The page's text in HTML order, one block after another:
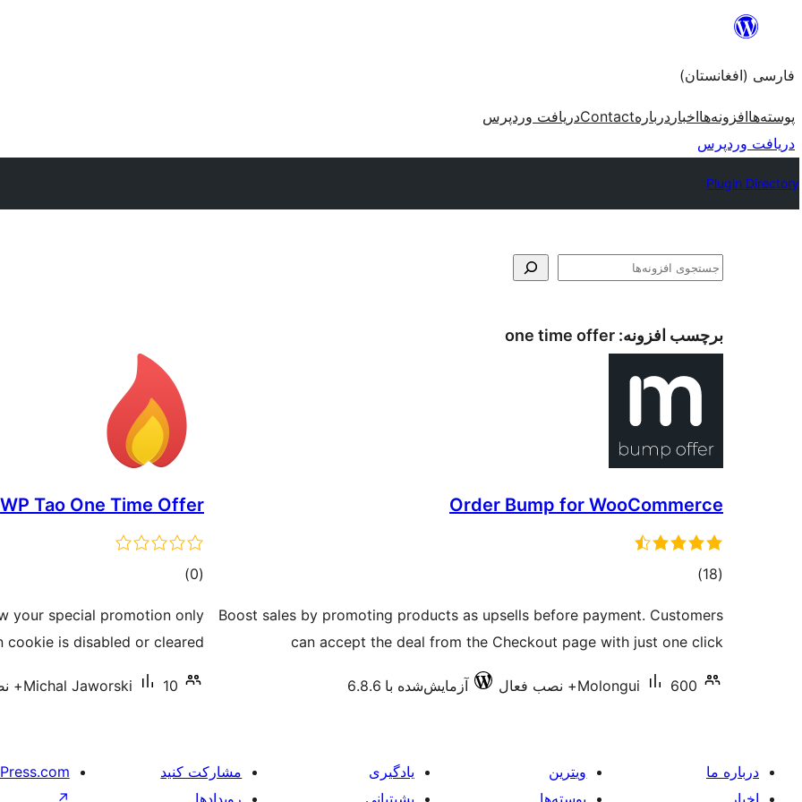
بروید
فارسی (افغانستان)
پوسته‌هاافزونه‌هااخبار دربارهContactدریافت وردپرس
دریافت وردپرس
Plugin Directory
جستجو
برچسب افزونه: one time offer
Order Bump for WooCommerce
(18
مجموع)
Boost sales by promoting products as upsells before payment. Customers
can accept the deal from the Checkout page with just one click
Molongui 600+ نصب فعال آزمایش‌شده با 6.8.6
WP Tao One Time Offer
(0 مجموع)
your special promotion only
cookie is disabled or cleared!
Michal Jaworski 10+ نصب فعال
درباره ما
اخبار
ویترین
پوسته‌ها
یادگیری
پشیتبانی
مشارکت کنید
رویدادها
↗